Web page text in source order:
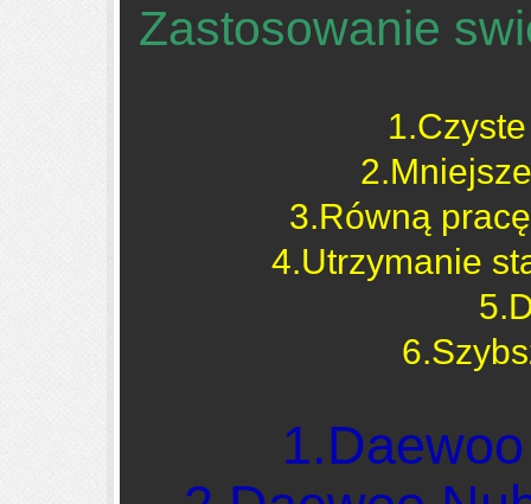
Zastosowanie
3.Równą
4.Utrzymanie